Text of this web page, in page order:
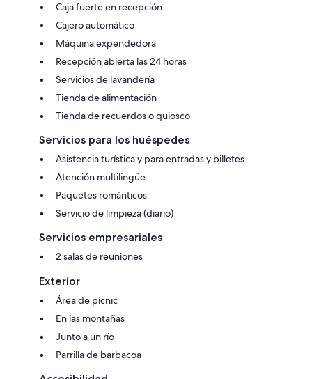
Caja fuerte en recepción
Cajero automático
Máquina expendedora
Recepción abierta las 24 horas
Servicios de lavandería
Tienda de alimentación
Tienda de recuerdos o quiosco
Servicios para los huéspedes
Asistencia turística y para entradas y billetes
Atención multilingüe
Paquetes románticos
Servicio de limpieza (diario)
Servicios empresariales
2 salas de reuniones
Exterior
Área de pícnic
En las montañas
Junto a un río
Parrilla de barbacoa